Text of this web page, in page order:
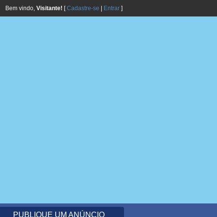
Bem vindo, Visitante! [Cadastre-se Entrar ]
PUBLIQUE UM ANÚNCIO